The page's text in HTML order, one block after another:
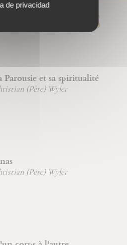
Parousie et sa spiritualité
(Père) Wyler
(Père) Wyler
de privacidad